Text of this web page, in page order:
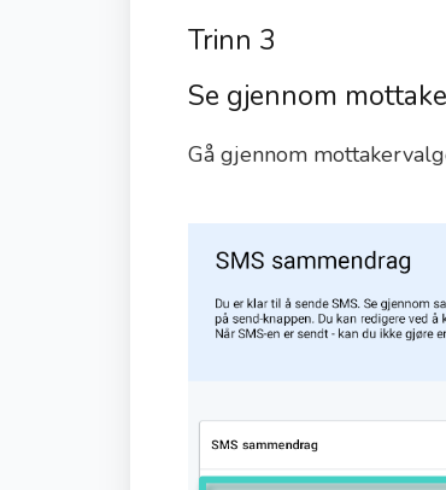
Trinn 3
Se gjennom
Gå gjennom